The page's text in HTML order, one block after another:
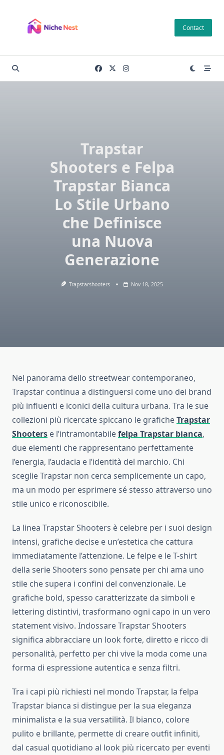
content
Contact
Trapstar
Shooters e Felpa
Trapstar Bianca
Lo Stile Urbano
che Definisce
una Nuova
Generazione
Trapstarshooters Nov 18, 2025
Nel panorama dello streetwear contemporaneo,
Trapstar continua a distinguersi come uno dei brand
più influenti e iconici della cultura urbana. Tra le sue
collezioni più ricercate spiccano le graficheTrapstar
Shooters e l’intramontabilefelpa Trapstar bianca,
due elementi che rappresentano perfettamente
l’energia, l’audacia e l’identità del marchio. Chi
sceglie Trapstar non cerca semplicemente un capo,
ma un modo per esprimere sé stesso attraverso uno
stile unico e riconoscibile.
La linea Trapstar Shooters è celebre per i suoi design
intensi, grafiche decise e un’estetica che cattura
immediatamente l’attenzione. Le felpe e le T-shirt
della serie Shooters sono pensate per chi ama uno
stile che supera i confini del convenzionale. Le
grafiche bold, spesso caratterizzate da simboli e
lettering distintivi, trasformano ogni capo in un vero
statement visivo. Indossare Trapstar Shooters
significa abbracciare un look forte, diretto e ricco di
personalità, perfetto per chi vive la moda come una
forma di espressione autentica e senza filtri.
Tra i capi più richiesti nel mondo Trapstar, la felpa
Trapstar bianca si distingue per la sua eleganza
minimalista e la sua versatilità. Il bianco, colore
pulito e brillante, permette di creare outfit infiniti,
dal casual quotidiano al look più ricercato per eventi